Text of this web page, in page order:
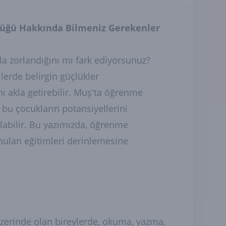
Hakkında Bilmeniz Gerekenler
zorlandığını mı fark ediyorsunuz?
belirgin güçlükler
akla getirebilir. Muş'ta öğrenme
çocukların potansiyellerini
Bu yazımızda, öğrenme
eğitimleri derinlemesine
olan bireylerde, okuma, yazma,